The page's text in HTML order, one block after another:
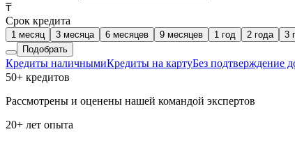
₸
Срок кредита
1 месяц 3 месяца 6 месяцев 9 месяцев 1 год 2 года 3
Подобрать
Кредиты наличнымиКредиты на картуБез подтверждение
50+ кредитов
Рассмотрены и оценены нашей командой экспертов
20+ лет опыта